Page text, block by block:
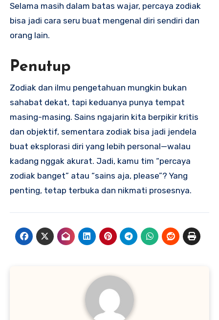
Selama masih dalam batas wajar, percaya zodiak
bisa jadi cara seru buat mengenal diri sendiri dan
orang lain.
Penutup
Zodiak dan ilmu pengetahuan mungkin bukan
sahabat dekat, tapi keduanya punya tempat
masing-masing. Sains ngajarin kita berpikir kritis
dan objektif, sementara zodiak bisa jadi jendela
buat eksplorasi diri yang lebih personal—walau
kadang nggak akurat. Jadi, kamu tim “percaya
zodiak banget” atau “sains aja, please”? Yang
penting, tetap terbuka dan nikmati prosesnya.